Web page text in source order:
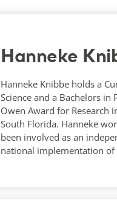
Hanneke
Hanneke Knibbe holds a
Science and a Bachelors in
Owen Award for Research
South Florida. Hanneke
been involved as an
national implementation of